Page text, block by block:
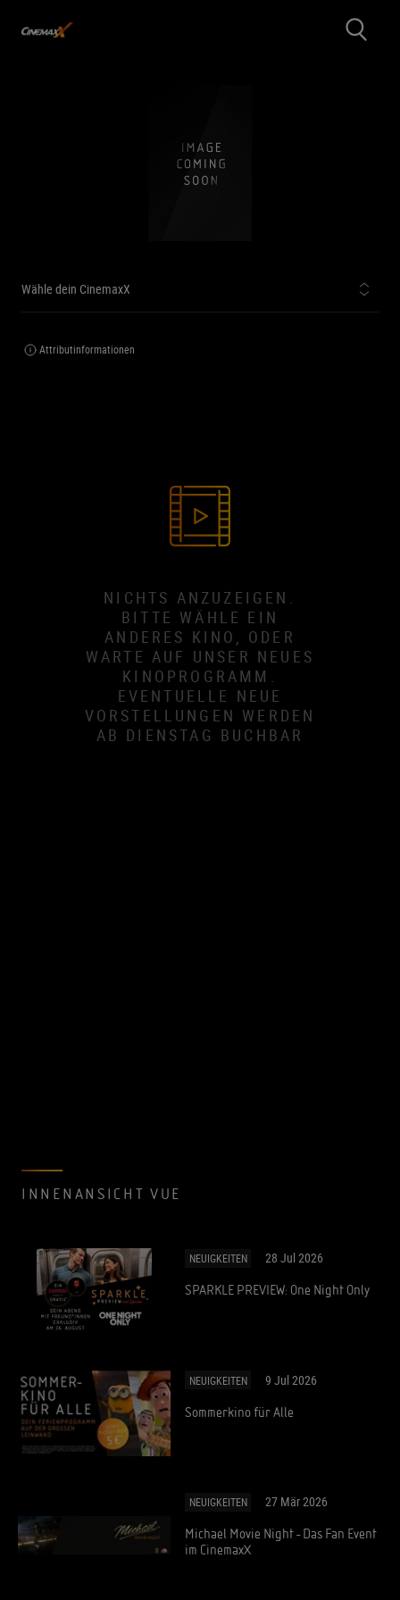
Wähle dein CinemaxX
Attributinformationen
NICHTS ANZUZEIGEN.
BITTE WÄHLE EIN
ANDERES KINO, ODER
WARTE AUF UNSER NEUES
KINOPROGRAMM.
EVENTUELLE NEUE
VORSTELLUNGEN WERDEN
AB DIENSTAG BUCHBAR
INNENANSICHT VUE
NEUIGKEITEN 28 Jul 2026
SPARKLE PREVIEW: One Night Only
NEUIGKEITEN 9 Jul 2026
Sommerkino für Alle
NEUIGKEITEN 27 Mär 2026
Michael Movie Night - Das Fan Event
im CinemaxX